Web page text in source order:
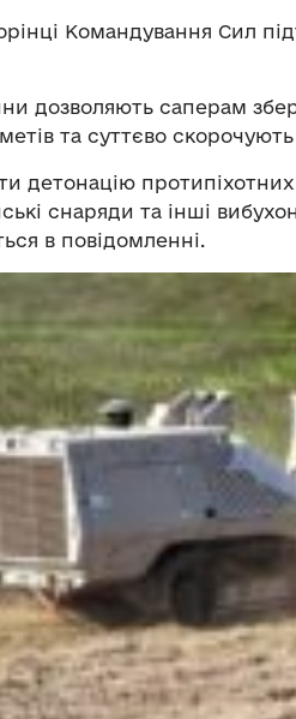
Командування Сил
дозволяють саперам
та суттєво
детонацію
снаряди та інші
в повідомленні.